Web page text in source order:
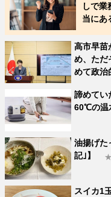
しで業
当にあ
高市早苗
め、ただ
めて政治
諦めてい
60℃の温
油揚げた
記｣】
スイカ1